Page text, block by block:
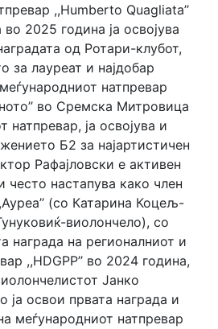
,,Humberto Quagliata’’
2025 година ја освојува
од Ротари-клубот,
за лауреат и најдобар
натпревар
во Сремска Митровица
натпревар, ја освојува и
Б2 за најартистичен
Рафајловски е активен
често настапува како член
(со Катарина Коцељ-
виолончело), со
награда на регионалниот и
,,HDGPP’’ во 2024 година,
Јанко
ја освои првата награда и
меѓународниот натпревар